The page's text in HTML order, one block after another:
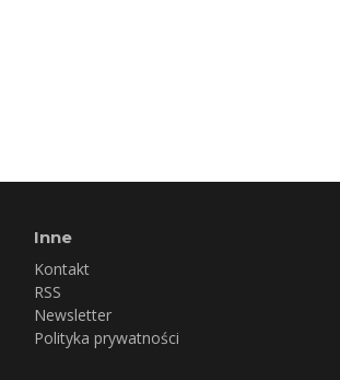
Inne
Kontakt
RSS
Newsletter
Polityka prywatności